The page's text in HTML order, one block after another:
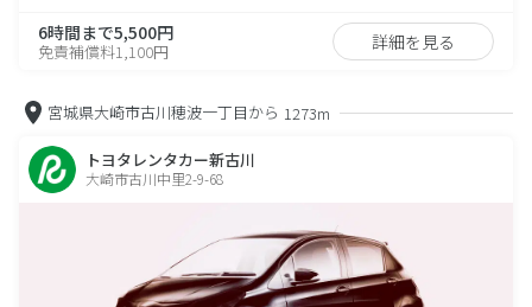
6時間まで5,500円
免責補償料1,100円 詳細を見る
宮城県大崎市古川穂波一丁目から 1273m
トヨタレンタカー新古川
大崎市古川中里2-9-68